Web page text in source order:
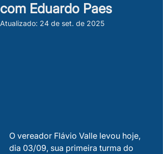
com Eduardo Paes
Atualizado: 24 de set. de 2025
O vereador Flávio Valle levou hoje,
dia 03/09, sua primeira turma do